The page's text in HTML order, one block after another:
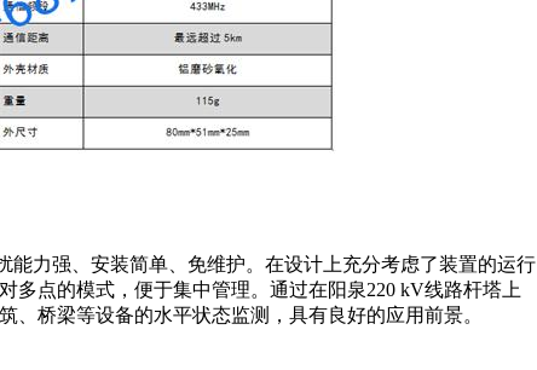
力强、安装简单、免维护。在设计上充分考虑了装置的运行
多点的模式，便于集中管理。通过在阳泉220 kV线路杆塔上
桥梁等设备的水平状态监测，具有良好的应用前景。